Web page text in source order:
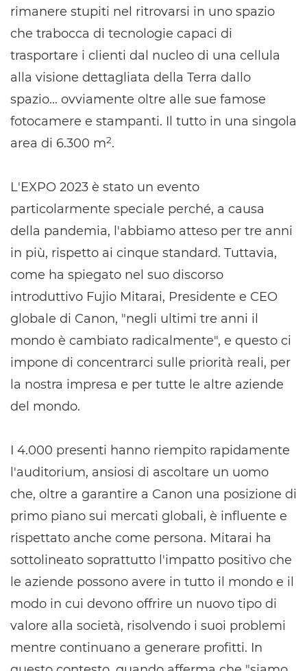
rimanere stupiti nel ritrovarsi in uno spazio
che trabocca di tecnologie capaci di
trasportare i clienti dal nucleo di una cellula
alla visione dettagliata della Terra dallo
spazio... ovviamente oltre alle sue famose
fotocamere e stampanti. Il tutto in una singola
area di 6.300 m2.
L'EXPO 2023 è stato un evento
particolarmente speciale perché, a causa
della pandemia, l'abbiamo atteso per tre anni
in più, rispetto ai cinque standard. Tuttavia,
come ha spiegato nel suo discorso
introduttivo Fujio Mitarai, Presidente e CEO
globale di Canon, "negli ultimi tre anni il
mondo è cambiato radicalmente", e questo ci
impone di concentrarci sulle priorità reali, per
la nostra impresa e per tutte le altre aziende
del mondo.
I 4.000 presenti hanno riempito rapidamente
l'auditorium, ansiosi di ascoltare un uomo
che, oltre a garantire a Canon una posizione di
primo piano sui mercati globali, è influente e
rispettato anche come persona. Mitarai ha
sottolineato soprattutto l'impatto positivo che
le aziende possono avere in tutto il mondo e il
modo in cui devono offrire un nuovo tipo di
valore alla società, risolvendo i suoi problemi
mentre continuano a generare profitti. In